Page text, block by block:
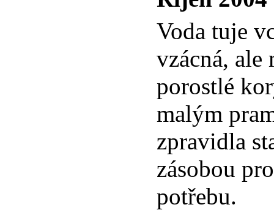
Voda tuje
vzácná, ale
porostlé
malým
zpravidla
zásobou
potřebu.